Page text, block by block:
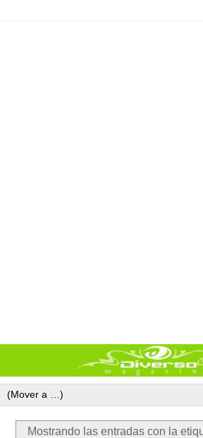
Mostrando las entradas con la